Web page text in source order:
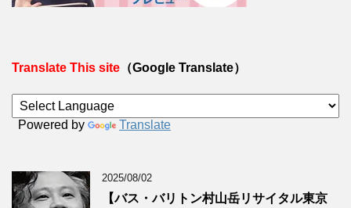
Translate This site （Google Translate）
Powered by Translate
2025/08/02
【バス・バリトン村山岳リサイタル東京